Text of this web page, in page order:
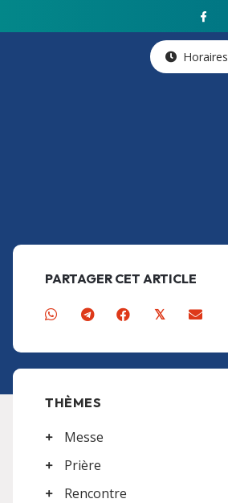
Horaires
PARTAGER CET ARTICLE
𝕏
THÈMES
Messe
Prière
Rencontre